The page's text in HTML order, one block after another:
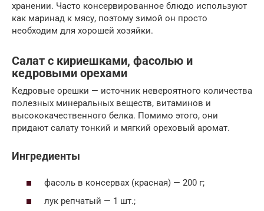
хранении. Часто консервированное блюдо используют
как маринад к мясу, поэтому зимой он просто
необходим для хорошей хозяйки.
Салат с кириешками, фасолью и
кедровыми орехами
Кедровые орешки — источник невероятного количества
полезных минеральных веществ, витаминов и
высококачественного белка. Помимо этого, они
придают салату тонкий и мягкий ореховый аромат.
Ингредиенты
фасоль в консервах (красная) — 200 г;
лук репчатый — 1 шт.;